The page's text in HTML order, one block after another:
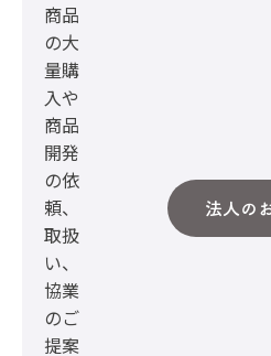
商品
の大
量購
入や
商品
開発
の依
頼、
取扱
い、
協業
のご
提案
法人の